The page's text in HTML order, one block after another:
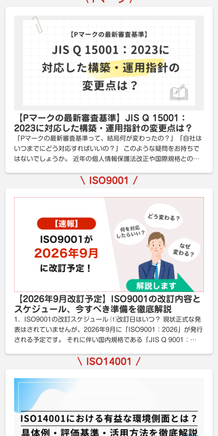
【Pマークの最新審査基準】JIS Q 15001：
2023に対応した構築・運用指針の変更点は？
「Pマークの最新審査基準って、結局何が変わったの？」「自社は
いつまでにどう対応すればいいの？」 このような疑問をお持ちで
はないでしょうか。 近年の個人情報保護法改正や国際規格との整
ISO9001
【2026年9月改訂予定】ISO9001の改訂内容と
スケジュール、今すべき準備を徹底解説
1．ISO9001の改訂スケジュール ⑴改訂日はいつ？ 現状正式な発
表はされていませんが、2026年9月に「ISO9001：2026」が発行
される予定です。 それに伴い国内規格である「JIS Q 9001：
ISO14001